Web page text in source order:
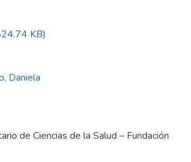
KB)
Daniela
de Ciencias de la Salud – Fundación